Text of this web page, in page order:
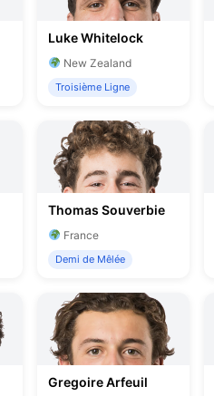
Luke Whitelock
New Zealand
Troisième Ligne
Thomas Souverbie
France
Demi de Mêlée
Gregoire Arfeuil